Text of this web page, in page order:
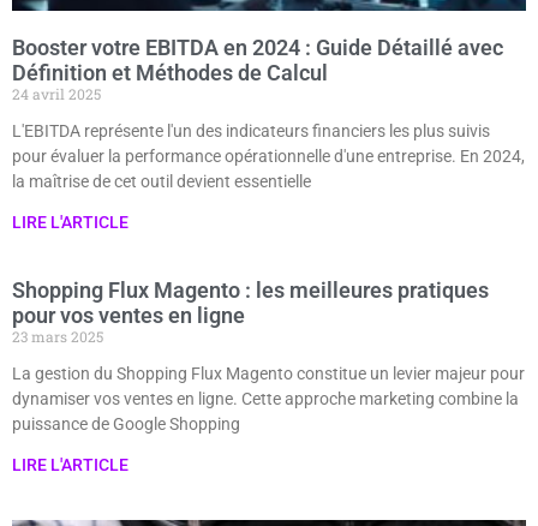
Booster votre EBITDA en 2024 : Guide Détaillé avec
Définition et Méthodes de Calcul
24 avril 2025
L'EBITDA représente l'un des indicateurs financiers les plus suivis
pour évaluer la performance opérationnelle d'une entreprise. En 2024,
la maîtrise de cet outil devient essentielle
LIRE L'ARTICLE
Shopping Flux Magento : les meilleures pratiques
pour vos ventes en ligne
23 mars 2025
La gestion du Shopping Flux Magento constitue un levier majeur pour
dynamiser vos ventes en ligne. Cette approche marketing combine la
puissance de Google Shopping
LIRE L'ARTICLE